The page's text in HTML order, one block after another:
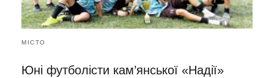
МІСТО
Юні футболісти кам’янської «Надії»